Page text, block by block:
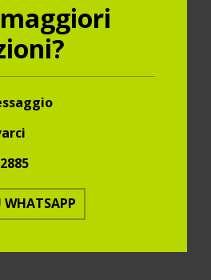
WHATSAPP